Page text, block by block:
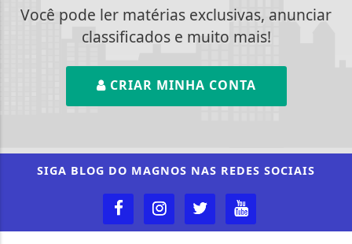
Você pode ler matérias exclusivas, anunciar
classificados e muito mais!
CRIAR MINHA CONTA
SIGA BLOG DO MAGNOS NAS REDES SOCIAIS